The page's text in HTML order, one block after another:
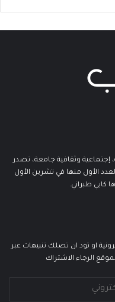
وثقافية جامعة، تصدر
الأول منها في تشرين الأول
او تود ان تصلك تنبيهات عبر
الرجاء الاشتراك